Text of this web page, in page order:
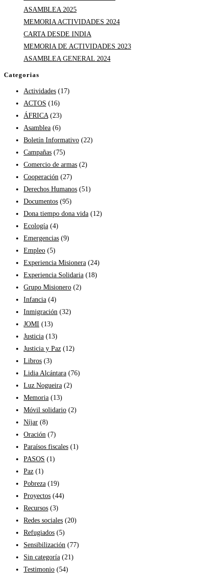
ASAMBLEA 2025
MEMORIA ACTIVIDADES 2024
CARTA DESDE INDIA
MEMORIA DE ACTIVIDADES 2023
ASAMBLEA GENERAL 2024
Categorias
Actividades (17)
ACTOS (16)
ÁFRICA (23)
Asamblea (6)
Boletín Informativo (22)
Campañas (75)
Comercio de armas (2)
Cooperación (27)
Derechos Humanos (51)
Documentos (95)
Dona tiempo dona vida (12)
Ecología (4)
Emergencias (9)
Empleo (5)
Experiencia Misionera (24)
Experiencia Solidaria (18)
Grupo Misionero (2)
Infancia (4)
Inmigración (32)
JOMI (13)
Justicia (13)
Justicia y Paz (12)
Libros (3)
Lidia Alcántara (76)
Luz Nogueira (2)
Memoria (13)
Móvil solidario (2)
Níjar (8)
Oración (7)
Paraísos fiscales (1)
PASOS (1)
Paz (1)
Pobreza (19)
Proyectos (44)
Recursos (3)
Redes sociales (20)
Refugiados (5)
Sensibilización (77)
Sin categoría (21)
Testimonio (54)